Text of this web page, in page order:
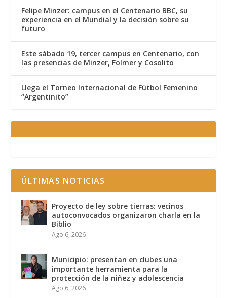
Felipe Minzer: campus en el Centenario BBC, su
experiencia en el Mundial y la decisión sobre su
futuro
Este sábado 19, tercer campus en Centenario, con
las presencias de Minzer, Folmer y Cosolito
Llega el Torneo Internacional de Fútbol Femenino
“Argentinito”
ÚLTIMAS NOTICIAS
Proyecto de ley sobre tierras: vecinos
autoconvocados organizaron charla en la
Biblio
Ago 6, 2026
Municipio: presentan en clubes una
importante herramienta para la
protección de la niñez y adolescencia
Ago 6, 2026